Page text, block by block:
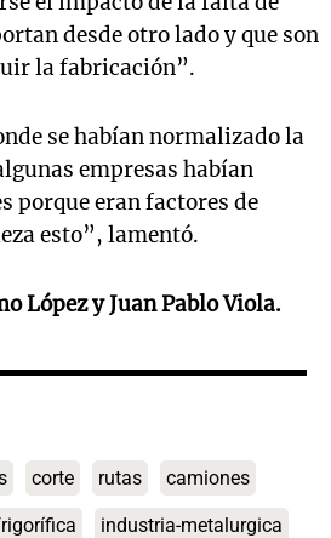
desde otro lado y que son
la fabricación”.
se habían normalizado la
empresas habían
porque eran factores de
esto”, lamentó.
López y Juan Pablo Viola.
corte rutas camiones
industria-metalurgica